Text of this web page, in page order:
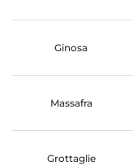
Ginosa
Massafra
Grottaglie